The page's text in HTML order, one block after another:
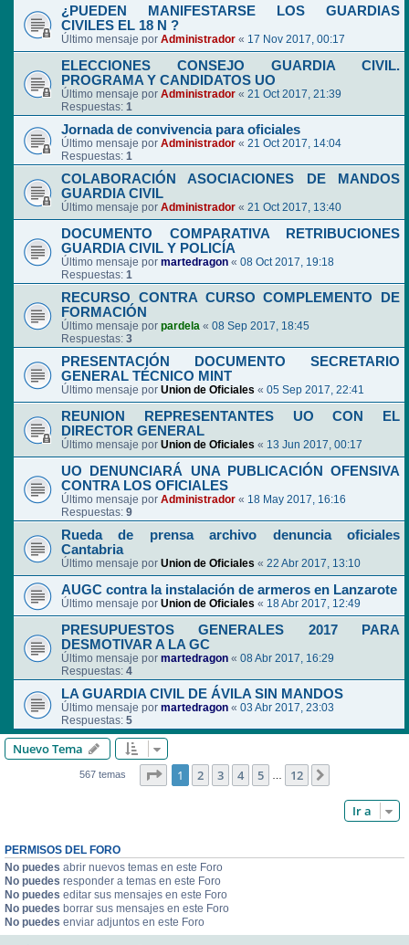
¿PUEDEN MANIFESTARSE LOS GUARDIAS
CIVILES EL 18 N ?
Último mensaje por Administrador « 17 Nov 2017, 00:17
ELECCIONES CONSEJO GUARDIA CIVIL.
PROGRAMA Y CANDIDATOS UO
Último mensaje por Administrador « 21 Oct 2017, 21:39
Respuestas: 1
Jornada de convivencia para oficiales
Último mensaje por Administrador « 21 Oct 2017, 14:04
Respuestas: 1
COLABORACIÓN ASOCIACIONES DE MANDOS
GUARDIA CIVIL
Último mensaje por Administrador « 21 Oct 2017, 13:40
DOCUMENTO COMPARATIVA RETRIBUCIONES
GUARDIA CIVIL Y POLICÍA
Último mensaje por martedragon « 08 Oct 2017, 19:18
Respuestas: 1
RECURSO CONTRA CURSO COMPLEMENTO DE
FORMACIÓN
Último mensaje por pardela « 08 Sep 2017, 18:45
Respuestas: 3
PRESENTACIÓN DOCUMENTO SECRETARIO
GENERAL TÉCNICO MINT
Último mensaje por Union de Oficiales « 05 Sep 2017, 22:41
REUNION REPRESENTANTES UO CON EL
DIRECTOR GENERAL
Último mensaje por Union de Oficiales « 13 Jun 2017, 00:17
UO DENUNCIARÁ UNA PUBLICACIÓN OFENSIVA
CONTRA LOS OFICIALES
Último mensaje por Administrador « 18 May 2017, 16:16
Respuestas: 9
Rueda de prensa archivo denuncia oficiales
Cantabria
Último mensaje por Union de Oficiales « 22 Abr 2017, 13:10
AUGC contra la instalación de armeros en Lanzarote
Último mensaje por Union de Oficiales « 18 Abr 2017, 12:49
PRESUPUESTOS GENERALES 2017 PARA
DESMOTIVAR A LA GC
Último mensaje por martedragon « 08 Abr 2017, 16:29
Respuestas: 4
LA GUARDIA CIVIL DE ÁVILA SIN MANDOS
Último mensaje por martedragon « 03 Abr 2017, 23:03
Respuestas: 5
Nuevo Tema
567 temas Página de 12
1 2 3 4 5 … 12
Ir a
PERMISOS DEL FORO
No puedes abrir nuevos temas en este Foro
No puedes responder a temas en este Foro
No puedes editar sus mensajes en este Foro
No puedes borrar sus mensajes en este Foro
No puedes enviar adjuntos en este Foro